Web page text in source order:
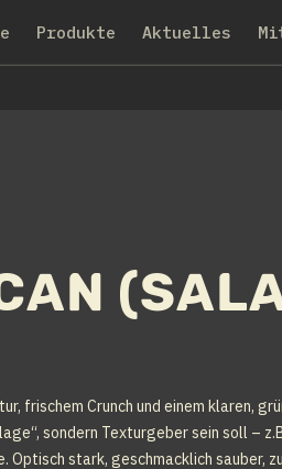
Produkte Aktuelles
frischem Crunch und einem klaren,
sondern Texturgeber sein soll –
Optisch stark, geschmacklich sauber,